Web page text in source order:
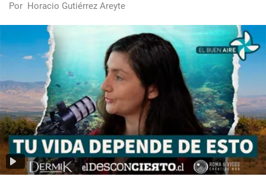
Por Horacio Gutiérrez Areyte